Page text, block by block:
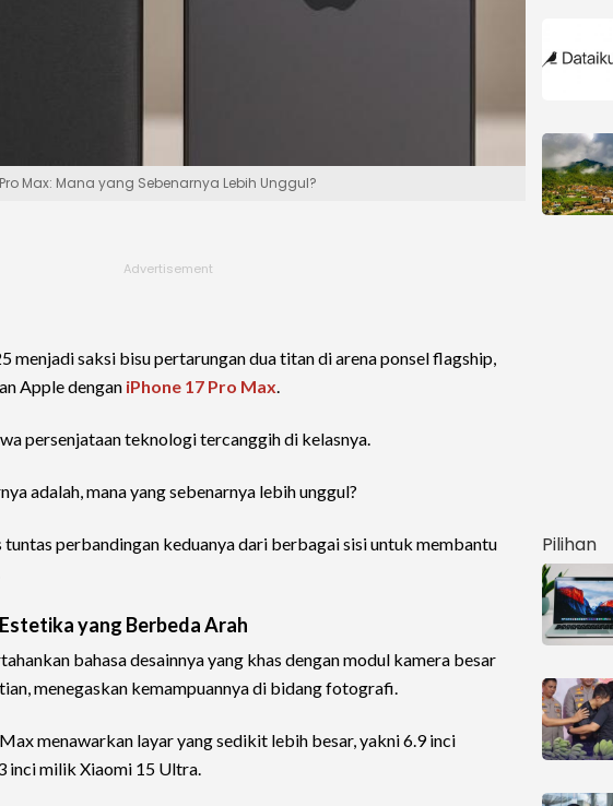
Max: Mana yang Sebenarnya Lebih Unggul?
menjadi saksi bisu pertarungan dua titan di arena ponsel flagship,
Apple dengan iPhone 17 Pro Max.
persenjataan teknologi tercanggih di kelasnya.
adalah, mana yang sebenarnya lebih unggul?
perbandingan keduanya dari berbagai sisi untuk membantu
yang Berbeda Arah
bahasa desainnya yang khas dengan modul kamera besar
menegaskan kemampuannya di bidang fotografi.
menawarkan layar yang sedikit lebih besar, yakni 6.9 inci
inci milik Xiaomi 15 Ultra.
Pilihan